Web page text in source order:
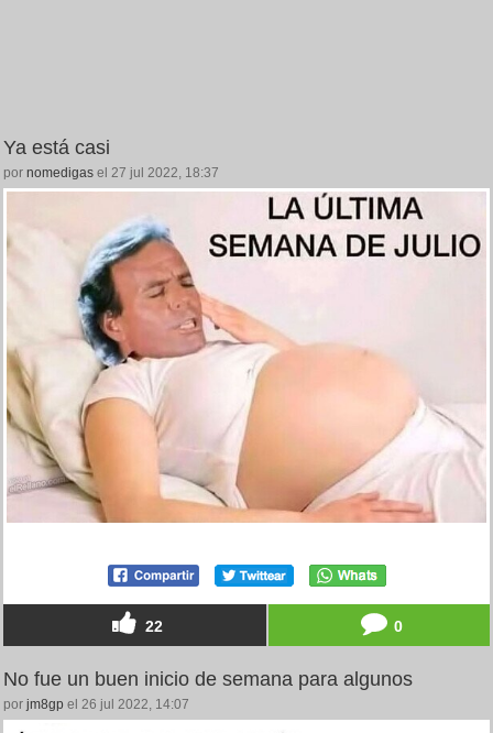
Ya está casi
por nomedigas el 27 jul 2022, 18:37
22 0
No fue un buen inicio de semana para algunos
por jm8gp el 26 jul 2022, 14:07